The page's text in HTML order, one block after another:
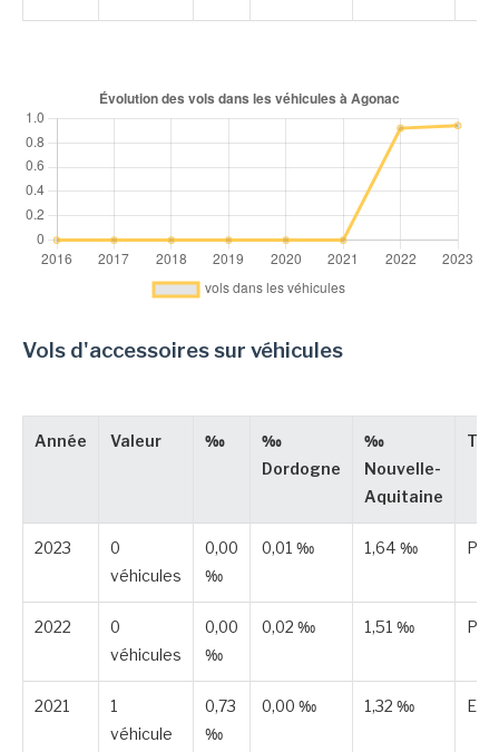
Vols d'accessoires sur véhicules
Année Valeur ‰
‰
Dordogne
‰
Nouvelle-
Aquitaine
2023
0
véhicules
0,00
‰
0,01 ‰ 1,64 ‰
2022
0
véhicules
0,00
‰
0,02 ‰ 1,51 ‰
2021
1
véhicule
0,73
‰
0,00 ‰ 1,32 ‰